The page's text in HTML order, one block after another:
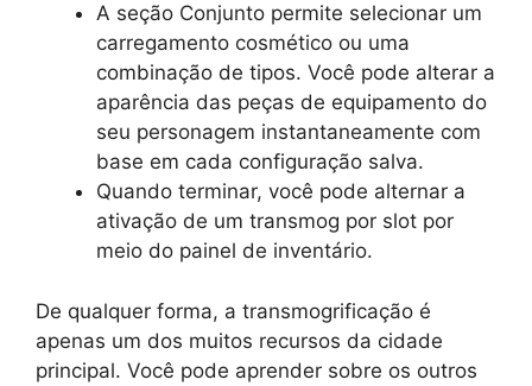
A seção Conjunto permite selecionar um
carregamento cosmético ou uma
combinação de tipos. Você pode alterar a
aparência das peças de equipamento do
seu personagem instantaneamente com
base em cada configuração salva.
Quando terminar, você pode alternar a
ativação de um transmog por slot por
meio do painel de inventário.
De qualquer forma, a transmogrificação é
apenas um dos muitos recursos da cidade
principal. Você pode aprender sobre os outros